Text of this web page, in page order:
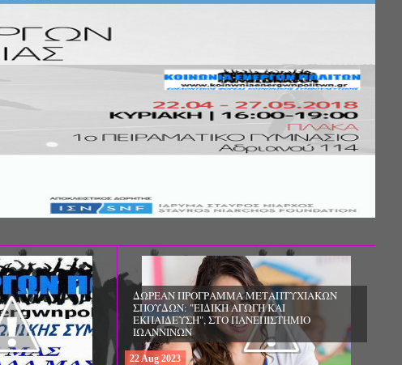
ΠΤΥΧΕΣ ΤΗΣ
ΚΟΙΝΩΝΙΚΗΣ
ΚΑΙ ΤΟ
ΨΥΧΙΚΗΣ
22Aug 2023